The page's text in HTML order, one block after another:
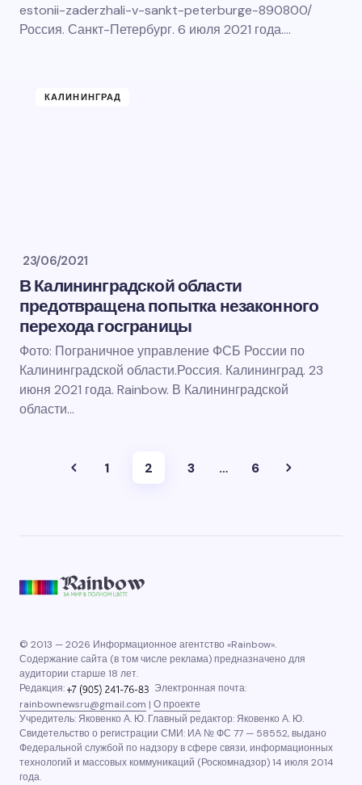
estonii-zaderzhali-v-sankt-peterburge-890800/
Россия. Санкт-Петербург. 6 июля 2021 года.…
КАЛИНИНГРАД
23/06/2021
В Калининградской области
предотвращена попытка незаконного
перехода госграницы
Фото: Пограничное управление ФСБ России по
Калининградской области.Россия. Калининград. 23
июня 2021 года. Rainbow. В Калининградской
области…
1 2 3 … 6
© 2013 — 2026 Информационное агентство «Rainbow».
Содержание сайта (в том числе реклама) предназначено для
аудитории старше 18 лет.
Редакция:
Электронная почта:
rainbownewsru@gmail.com | О проекте
Учредитель: Яковенко А. Ю. Главный редактор: Яковенко А. Ю.
Свидетельство о регистрации СМИ: ИА № ФС 77 — 58552, выдано
Федеральной службой по надзору в сфере связи, информационных
технологий и массовых коммуникаций (Роскомнадзор) 14 июля 2014
года.